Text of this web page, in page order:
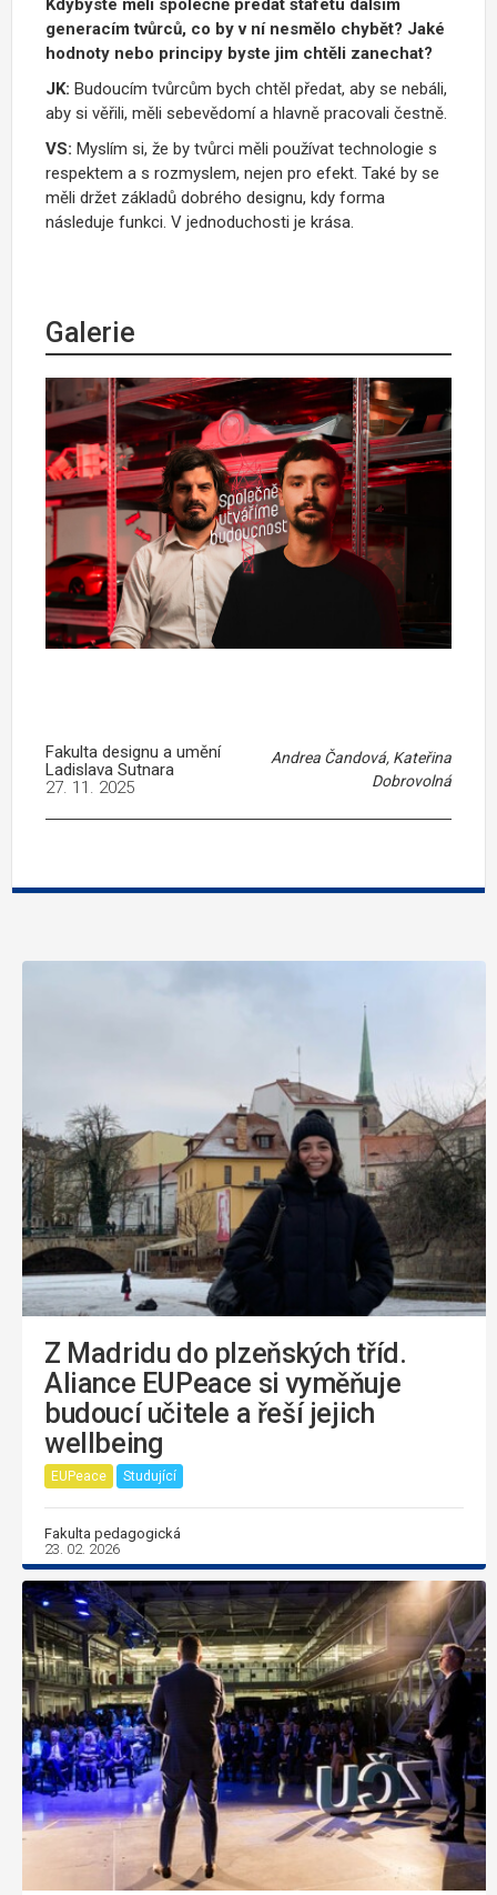
Kdybyste měli společně předat štafetu dalším
generacím tvůrců, co by v ní nesmělo chybět? Jaké
hodnoty nebo principy byste jim chtěli zanechat?
JK: Budoucím tvůrcům bych chtěl předat, aby se nebáli,
aby si věřili, měli sebevědomí a hlavně pracovali čestně.
VS: Myslím si, že by tvůrci měli používat technologie s
respektem a s rozmyslem, nejen pro efekt. Také by se
měli držet základů dobrého designu, kdy forma
následuje funkci. V jednoduchosti je krása.
Galerie
Fakulta designu a umění
Ladislava Sutnara
Andrea Čandová, Kateřina
Dobrovolná
27. 11. 2025
Z Madridu do plzeňských tříd.
Aliance EUPeace si vyměňuje
budoucí učitele a řeší jejich
wellbeing
EUPeace Studující
Fakulta pedagogická
23. 02. 2026